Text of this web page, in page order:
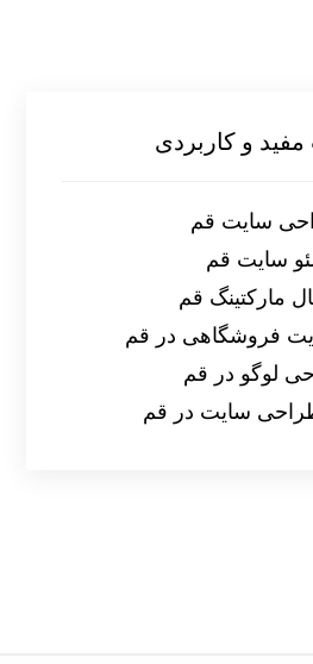
مفید و کاربردی
سایت قم
سایت قم
مارکتینگ قم
فروشگاهی در قم
لوگو در قم
سایت در قم